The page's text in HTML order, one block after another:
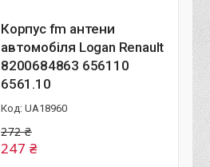
Корпус fm антени
автомобіля Logan Renault
8200684863 656110
6561.10
UA18960
272 ₴
247 ₴